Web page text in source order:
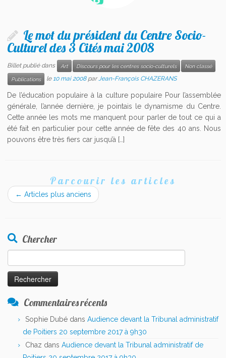
Le mot du président du Centre Socio-
Culturel des 3 Cités mai 2008
Billet publié dans Art Discours pour les centres socio-culturels Non classé
Publications le 10 mai 2008 parJean-François CHAZERANS
De l’éducation populaire à la culture populaire Pour l’assemblée
générale, l’année dernière, je pointais le dynamisme du Centre.
Cette année les mots me manquent pour parler de tout ce qui a
été fait en particulier pour cette année de fête des 40 ans. Nous
pouvons être très fiers car jusqu’à […]
Parcourir les articles
← Articles plus anciens
Chercher
Commentaires récents
Sophie Dubé dans Audience devant la Tribunal administratif
de Poitiers 20 septembre 2017 à 9h30
Chaz dans Audience devant la Tribunal administratif de